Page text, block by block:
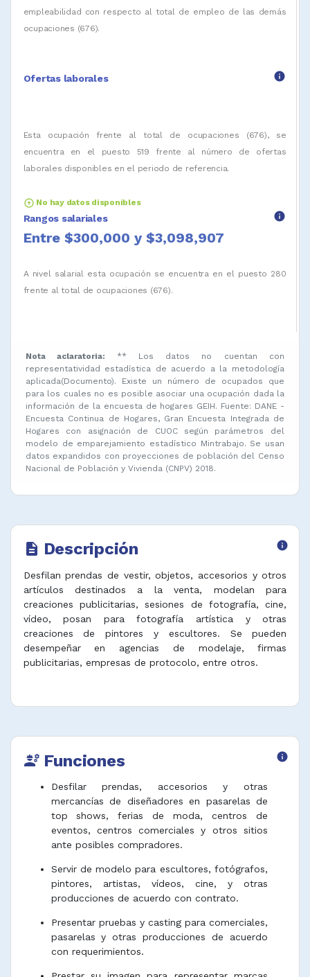
empleabilidad con respecto al total de empleo de las demás
ocupaciones (676).
Ofertas laborales info
Esta ocupación frente al total de ocupaciones (676), se
encuentra en el puesto 519 frente al número de ofertas
laborales disponibles en el periodo de referencia.
arrow_circle_up No hay datos disponibles
Rangos salariales info
Entre $300,000 y $3,098,907
A nivel salarial esta ocupación se encuentra en el puesto 280
frente al total de ocupaciones (676).
Nota aclaratoria:
** Los datos no cuentan con
representatividad estadística de acuerdo a la metodología
aplicada(Documento). Existe un número de ocupados que
para los cuales no es posible asociar una ocupación dada la
información de la encuesta de hogares GEIH. Fuente: DANE -
Encuesta Continua de Hogares, Gran Encuesta Integrada de
Hogares con asignación de CUOC según parámetros del
modelo de emparejamiento estadístico Mintrabajo. Se usan
datos expandidos con proyecciones de población del Censo
Nacional de Población y Vivienda (CNPV) 2018.
description Descripción info
Desfilan prendas de vestir, objetos, accesorios y otros
artículos destinados a la venta, modelan para
creaciones publicitarias, sesiones de fotografía, cine,
vídeo, posan para fotografía artística y otras
creaciones de pintores y escultores. Se pueden
desempeñar en agencias de modelaje, firmas
publicitarias, empresas de protocolo, entre otros.
engineering Funciones info
Desfilar prendas, accesorios y otras
mercancías de diseñadores en pasarelas de
top shows, ferias de moda, centros de
eventos, centros comerciales y otros sitios
ante posibles compradores.
Servir de modelo para escultores, fotógrafos,
pintores, artistas, vídeos, cine, y otras
producciones de acuerdo con contrato.
Presentar pruebas y casting para comerciales,
pasarelas y otras producciones de acuerdo
con requerimientos.